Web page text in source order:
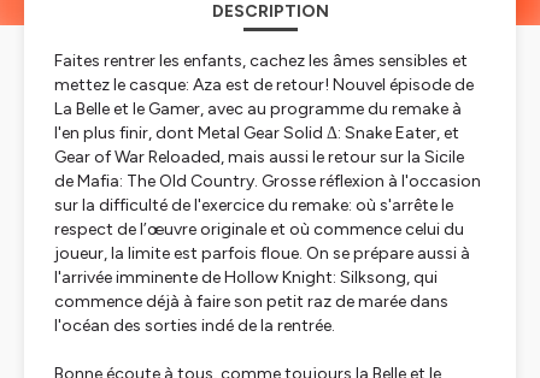
DESCRIPTION
Faites rentrer les enfants, cachez les âmes sensibles et
mettez le casque: Aza est de retour! Nouvel épisode de
La Belle et le Gamer, avec au programme du remake à
l'en plus finir, dont Metal Gear Solid Δ: Snake Eater, et
Gear of War Reloaded, mais aussi le retour sur la Sicile
de Mafia: The Old Country. Grosse réflexion à l'occasion
sur la difficulté de l'exercice du remake: où s'arrête le
respect de l’œuvre originale et où commence celui du
joueur, la limite est parfois floue. On se prépare aussi à
l'arrivée imminente de Hollow Knight: Silksong, qui
commence déjà à faire son petit raz de marée dans
l'océan des sorties indé de la rentrée.
Bonne écoute à tous, comme toujours la Belle et le